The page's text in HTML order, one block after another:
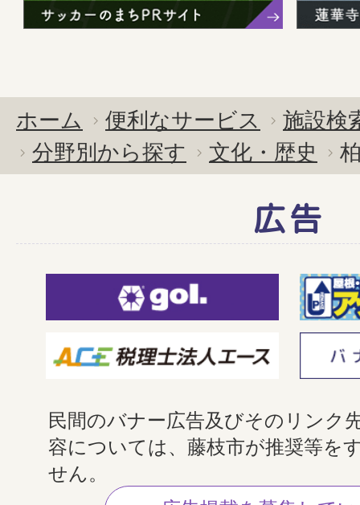
ホーム 便利なサービス
施設検
分野別から探す
文化・歴史
広告
民間のバナー広告及びそのリンク
容については、藤枝市が推奨等を
せん。